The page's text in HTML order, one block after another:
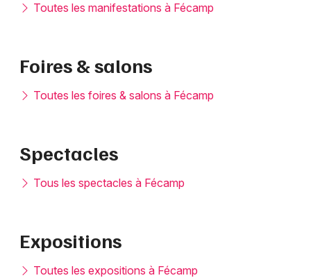
Toutes les manifestations à Fécamp
Foires & salons
Toutes les foires & salons à Fécamp
Spectacles
Tous les spectacles à Fécamp
Expositions
Toutes les expositions à Fécamp